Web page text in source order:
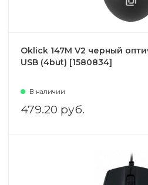
Oklick 147M V2 черный
USB (4but) [1580834]
В наличии
479.20 руб.